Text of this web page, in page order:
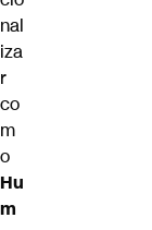
nal
iza
r
co
m
o
Hu
m